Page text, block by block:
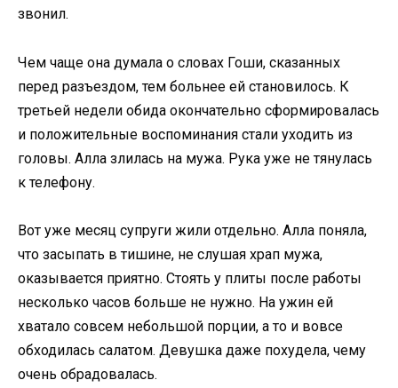
звонил.
Чем чаще она думала о словах Гоши, сказанных
перед разъездом, тем больнее ей становилось. К
третьей недели обида окончательно сформировалась
и положительные воспоминания стали уходить из
головы. Алла злилась на мужа. Рука уже не тянулась
к телефону.
Вот уже месяц супруги жили отдельно. Алла поняла,
что засыпать в тишине, не слушая храп мужа,
оказывается приятно. Стоять у плиты после работы
несколько часов больше не нужно. На ужин ей
хватало совсем небольшой порции, а то и вовсе
обходилась салатом. Девушка даже похудела, чему
очень обрадовалась.